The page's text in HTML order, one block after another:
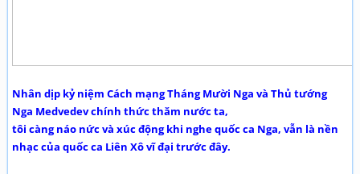
Nhân dịp kỷ niệm Cách mạng Tháng Mười Nga và Thủ tướng
Nga Medvedev chính thức thăm nước ta,
tôi càng náo nức và xúc động khi nghe quốc ca Nga, vẫn là nền
nhạc của quốc ca Liên Xô vĩ đại trước đây.